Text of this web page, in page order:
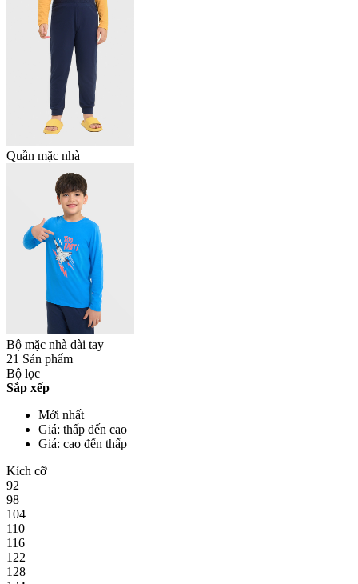
Quần mặc nhà
Bộ mặc nhà dài tay
21 Sản phẩm
Bộ lọc
Sắp xếp
Mới nhất
Giá: thấp đến cao
Giá: cao đến thấp
Kích cỡ
92
98
104
110
116
122
128